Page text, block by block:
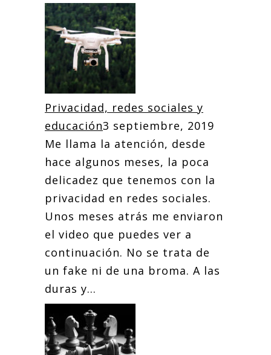
Privacidad, redes sociales y
educación3 septiembre, 2019
Me llama la atención, desde
hace algunos meses, la poca
delicadez que tenemos con la
privacidad en redes sociales.
Unos meses atrás me enviaron
el video que puedes ver a
continuación. No se trata de
un fake ni de una broma. A las
duras y...